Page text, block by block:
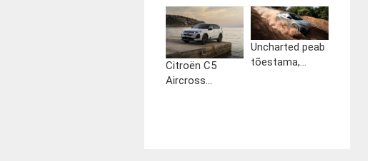
Citroën C5
Aircross...
Uncharted peab
tõestama,...